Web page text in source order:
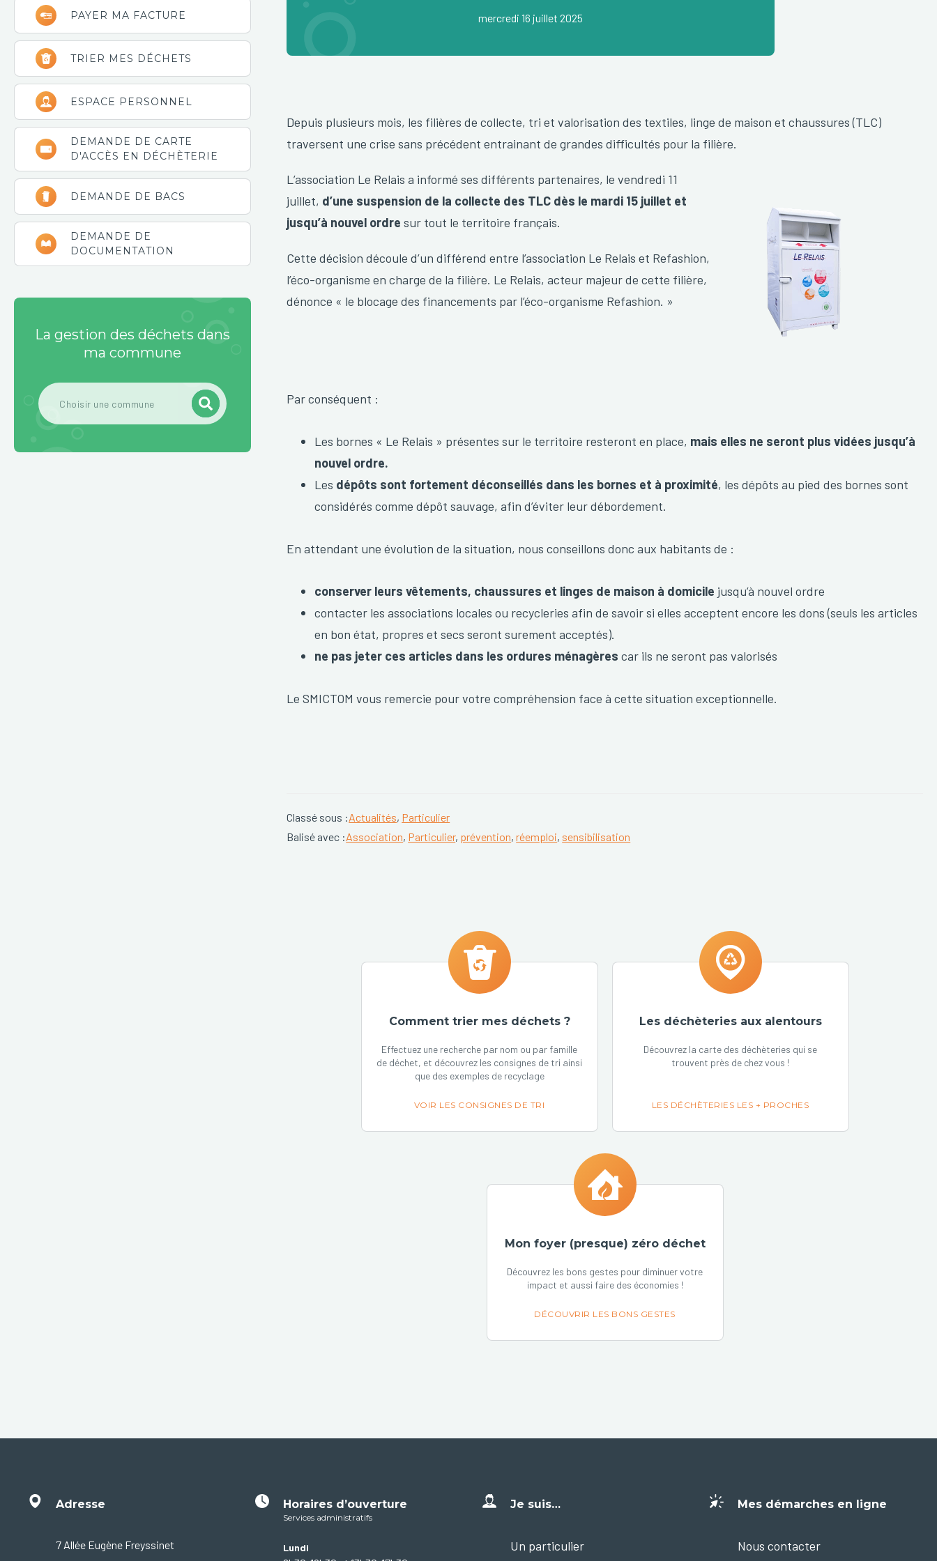
mercredi 16 juillet 2025
Depuis plusieurs mois, les filières de collecte, tri et valorisation des textiles, linge de maison et chaussures (TLC)
traversent une crise sans précédent entrainant de grandes difficultés pour la filière.
L’association Le Relais a informé ses différents partenaires, le vendredi 11
juillet, d’une suspension de la collecte des TLC dès le mardi 15 juillet et
jusqu’à nouvel ordre sur tout le territoire français.
Cette décision découle d’un différend entre l’association Le Relais et Refashion,
l’éco-organisme en charge de la filière. Le Relais, acteur majeur de cette filière,
dénonce « le blocage des financements par l’éco-organisme Refashion. »
Par conséquent :
Les bornes « Le Relais » présentes sur le territoire resteront en place, mais elles ne seront plus vidées jusqu’à
nouvel ordre.
Les dépôts sont fortement déconseillés dans les bornes et à proximité, les dépôts au pied des bornes sont
considérés comme dépôt sauvage, afin d’éviter leur débordement.
En attendant une évolution de la situation, nous conseillons donc aux habitants de :
conserver leurs vêtements, chaussures et linges de maison à domicile jusqu’à nouvel ordre
contacter les associations locales ou recycleries afin de savoir si elles acceptent encore les dons (seuls les articles
en bon état, propres et secs seront surement acceptés).
ne pas jeter ces articles dans les ordures ménagères car ils ne seront pas valorisés
Le SMICTOM vous remercie pour votre compréhension face à cette situation exceptionnelle.
Classé sous :Actualités, Particulier
Balisé avec :Association, Particulier, prévention,réemploi, sensibilisation
Comment trier mes déchets ?
Effectuez une recherche par nom ou par famille
de déchet, et découvrez les consignes de tri ainsi
que des exemples de recyclage
VOIR LES CONSIGNES DE TRI
Les déchèteries aux alentours
Découvrez la carte des déchèteries qui se
trouvent près de chez vous !
LES DÉCHÈTERIES LES + PROCHES
Mon foyer (presque) zéro déchet
Découvrez les bons gestes pour diminuer votre
impact et aussi faire des économies !
DÉCOUVRIR LES BONS GESTES
latérale
principale
PAYER MA FACTURE
TRIER MES DÉCHETS
ESPACE PERSONNEL
DEMANDE DE CARTE
D'ACCÈS EN DÉCHÈTERIE
DEMANDE DE BACS
DEMANDE DE
DOCUMENTATION
La gestion des déchets dans
ma commune
Adresse
7 Allée Eugène Freyssinet
Horaires d’ouverture
Services administratifs
Lundi
Je suis…
Un particulier
Mes démarches en ligne
Nous contacter